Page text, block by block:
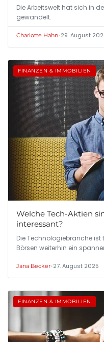
Die Arbeitswelt hat sich in
gewandelt.
Charlotte Hahn•29. August
FINANZEN & IMMOBILIEN
Welche Tech-Aktien
interessant?
Die Technologiebranche ist
Börsen weiterhin ein
Jana Becker•27. August 2025
FINANZEN & IMMOBILIEN